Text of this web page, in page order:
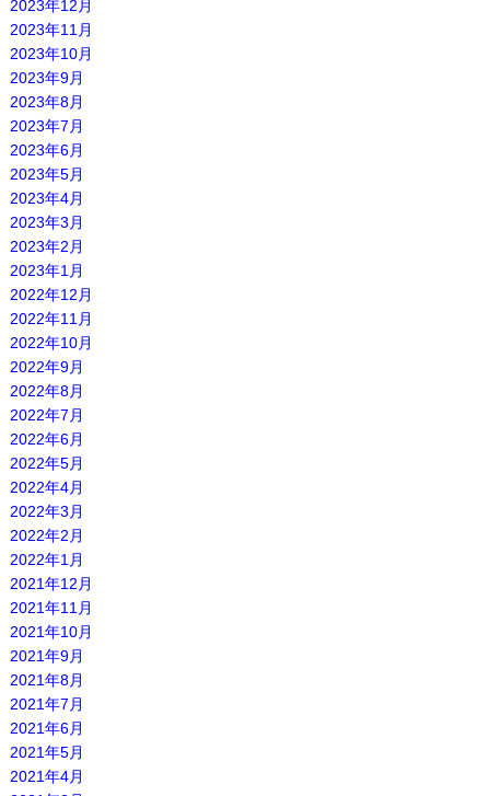
2023年12月
2023年11月
2023年10月
2023年9月
2023年8月
2023年7月
2023年6月
2023年5月
2023年4月
2023年3月
2023年2月
2023年1月
2022年12月
2022年11月
2022年10月
2022年9月
2022年8月
2022年7月
2022年6月
2022年5月
2022年4月
2022年3月
2022年2月
2022年1月
2021年12月
2021年11月
2021年10月
2021年9月
2021年8月
2021年7月
2021年6月
2021年5月
2021年4月